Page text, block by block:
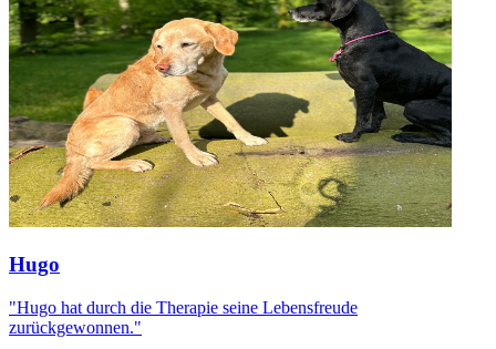
Hugo
"Hugo hat durch die Therapie seine Lebensfreude
zurückgewonnen."